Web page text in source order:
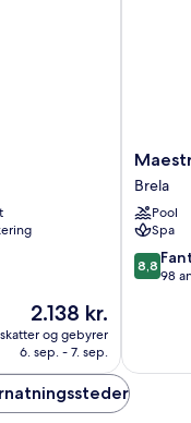
Prisen
er
2.138 kr.
2.138 kr.
og gebyrer
6. sep. - 7. sep.
Maestral
Adults
Hotel
Brela
Brela
Pool
Spa
8.8
ud
8,8
98